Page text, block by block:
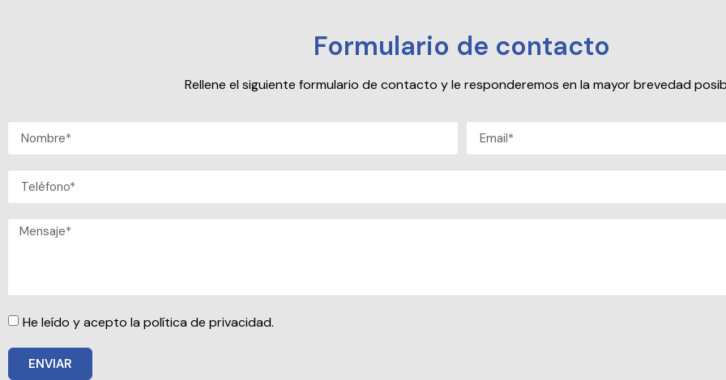
Formulario de contacto
Rellene el siguiente formulario de contacto y le responderemos en la mayor brevedad
He leído y acepto la política de privacidad.
ENVIAR